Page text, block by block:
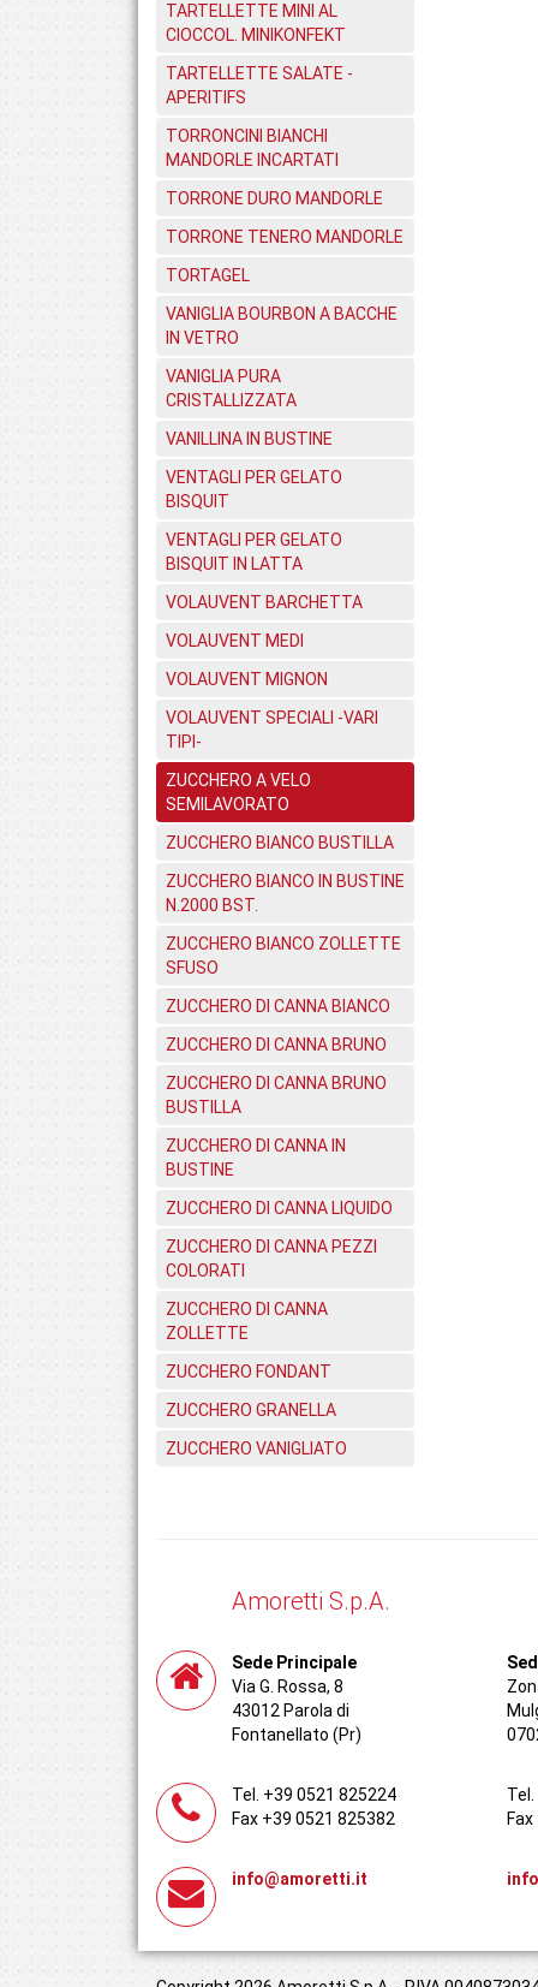
TARTELLETTE MINI AL
CIOCCOL. MINIKONFEKT
TARTELLETTE SALATE -
APERITIFS
TORRONCINI BIANCHI
MANDORLE INCARTATI
TORRONE DURO MANDORLE
TORRONE TENERO MANDORLE
TORTAGEL
VANIGLIA BOURBON A BACCHE
IN VETRO
VANIGLIA PURA
CRISTALLIZZATA
VANILLINA IN BUSTINE
VENTAGLI PER GELATO
BISQUIT
VENTAGLI PER GELATO
BISQUIT IN LATTA
VOLAUVENT BARCHETTA
VOLAUVENT MEDI
VOLAUVENT MIGNON
VOLAUVENT SPECIALI -VARI
TIPI-
ZUCCHERO A VELO
SEMILAVORATO
ZUCCHERO BIANCO BUSTILLA
ZUCCHERO BIANCO IN BUSTINE
N.2000 BST.
ZUCCHERO BIANCO ZOLLETTE
SFUSO
ZUCCHERO DI CANNA BIANCO
ZUCCHERO DI CANNA BRUNO
ZUCCHERO DI CANNA BRUNO
BUSTILLA
ZUCCHERO DI CANNA IN
BUSTINE
ZUCCHERO DI CANNA LIQUIDO
ZUCCHERO DI CANNA PEZZI
COLORATI
ZUCCHERO DI CANNA
ZOLLETTE
ZUCCHERO FONDANT
ZUCCHERO GRANELLA
ZUCCHERO VANIGLIATO
Amoretti S.p.A.
Sede Principale
Via G. Rossa, 8
43012 Parola di
Fontanellato (Pr)
Tel. +39 0521 825224
Fax +39 0521 825382
info@amoretti.it